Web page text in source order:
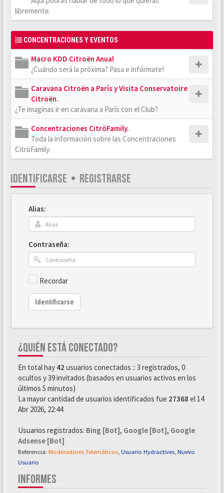
libremente.
CONCENTRACIONES Y EVENTOS
Macro KDD Citroën Anual
¿Cuándo será la próxima? Pasa e infórmate!
Caravana Citroën a París y Visita Conservatoire
Citroën.
¿Te imaginas ir en caravana a París con el Club?
Concentraciones CitröFamily.
Toda la información sobre las Concentraciones
CitröFamily.
IDENTIFICARSE • REGISTRARSE
Alias:
Contraseña:
Recordar
Identificarse
¿QUIÉN ESTÁ CONECTADO?
En total hay 42 usuarios conectados :: 3 registrados, 0
ocultos y 39 invitados (basados en usuarios activos en los
últimos 5 minutos)
La mayor cantidad de usuarios identificados fue 27368 el 14
Abr 2026, 22:44
Usuarios registrados: Bing [Bot], Google [Bot], Google
Adsense [Bot]
Referencia: Moderadores Telemáticos Usuario Hydractives Nuevo
Usuario
INFORMES